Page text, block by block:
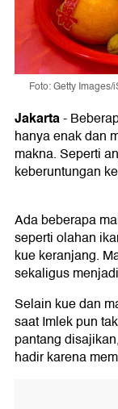
Foto: Getty
Jakarta-
hanya enak dan
makna. Seperti
keberuntungan
Ada beberapa
seperti olahan
kue keranjang.
sekaligus
Selain kue dan
saat Imlek pun
pantang
hadir karena